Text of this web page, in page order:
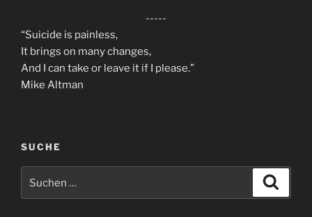
-----
“Suicide is painless,
It brings on many changes,
And I can take or leave it if I please.”
Mike Altman
SUCHE
nach: